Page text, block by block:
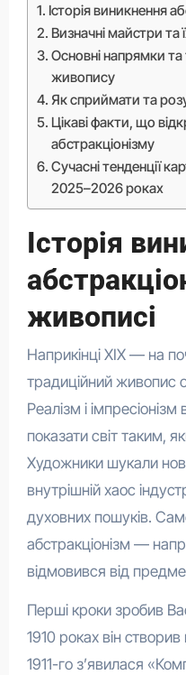
Історія виникнення
Визначні майстри та
Основні напрямки та
живопису
Як сприймати та
Цікаві факти, що
абстракціонізму
Сучасні тенденції
2025–2026 роках
Історія
живописі
Наприкінці XIX — на
традиційний живопис
Реалізм і
показати світ таким,
Художники шукали
внутрішній хаос
духовних пошуків.
абстракціонізм —
відмовився від
Перші кроки зробив
1910 роках він
1911-го з’явилася